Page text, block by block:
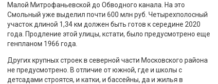
Малой Митрофаньевской до Обводного канала. На это
Смольный уже выделил почти 600 млн руб. Четырехполосный
участок длиной 1,34 км должен быть готов к середине 2020
года. Продление этой улицы, кстати, было предусмотрено еще
генпланом 1966 года.
Других крупных строек в северной части Московского района
не предусмотрено. В отличие от южной, где и школы с
детсадами строятся, и катки, и бассейны, да и жилья в